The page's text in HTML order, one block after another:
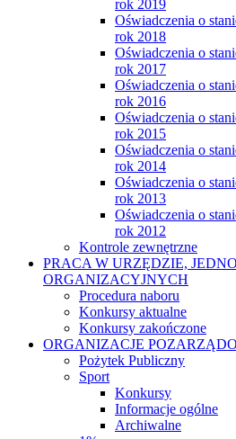
rok 2019
Oświadczenia o
rok 2018
Oświadczenia o
rok 2017
Oświadczenia o
rok 2016
Oświadczenia o
rok 2015
Oświadczenia o
rok 2014
Oświadczenia o
rok 2013
Oświadczenia o
rok 2012
Kontrole zewnętrzne
PRACA W URZĘDZIE,
ORGANIZACYJNYCH
Procedura naboru
Konkursy aktualne
Konkursy zakończone
ORGANIZACJE
Pożytek Publiczny
Sport
Konkursy
Informacje ogólne
Archiwalne